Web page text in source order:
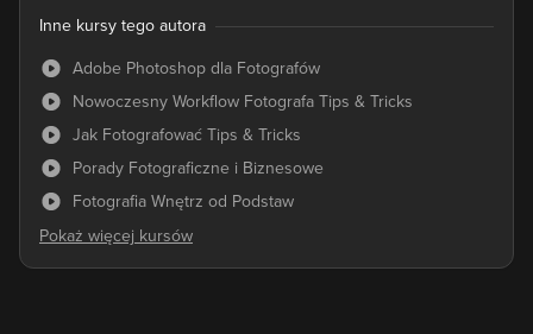
Inne kursy tego autora
Adobe Photoshop dla Fotografów
Nowoczesny Workflow Fotografa Tips & Tricks
Jak Fotografować Tips & Tricks
Porady Fotograficzne i Biznesowe
Fotografia Wnętrz od Podstaw